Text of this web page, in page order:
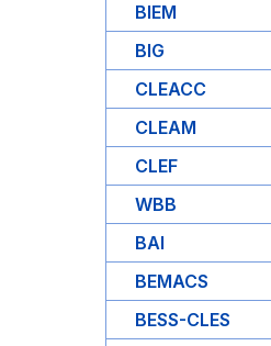
BIEM
BIG
CLEACC
CLEAM
CLEF
WBB
BAI
BEMACS
BESS-CLES